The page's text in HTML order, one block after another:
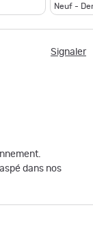
Neuf -
Signaler
dans nos